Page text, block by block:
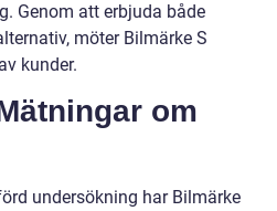
Genom att erbjuda både
möter Bilmärke S
kunder.
om
undersökning har Bilmärke